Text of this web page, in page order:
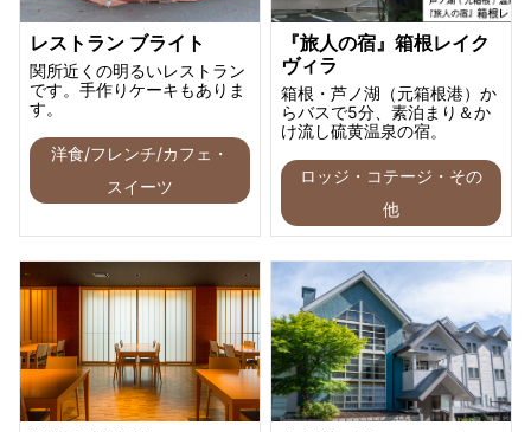
レストラン ブライト
関所近くの明るいレストラン
です。手作りケーキもありま
す。
洋食/フレンチ/カフェ・
スイーツ
『旅人の宿』箱根レイク
ヴィラ
箱根・芦ノ湖（元箱根港）か
らバスで5分、素泊まり＆か
け流し硫黄温泉の宿。
ロッジ・コテージ・その
他